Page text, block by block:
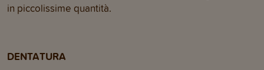
in piccolissime quantità.
DENTATURA